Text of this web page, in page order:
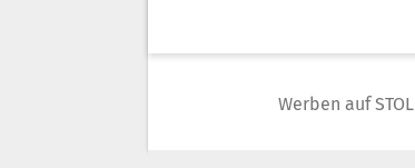
Werben auf STOL